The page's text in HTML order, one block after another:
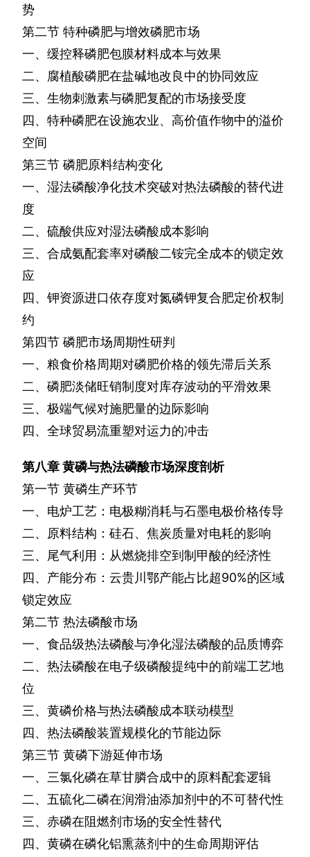
势
第二节 特种磷肥与增效磷肥市场
一、缓控释磷肥包膜材料成本与效果
二、腐植酸磷肥在盐碱地改良中的协同效应
三、生物刺激素与磷肥复配的市场接受度
四、特种磷肥在设施农业、高价值作物中的溢价
空间
第三节 磷肥原料结构变化
一、湿法磷酸净化技术突破对热法磷酸的替代进
度
二、硫酸供应对湿法磷酸成本影响
三、合成氨配套率对磷酸二铵完全成本的锁定效
应
四、钾资源进口依存度对氮磷钾复合肥定价权制
约
第四节 磷肥市场周期性研判
一、粮食价格周期对磷肥价格的领先滞后关系
二、磷肥淡储旺销制度对库存波动的平滑效果
三、极端气候对施肥量的边际影响
四、全球贸易流重塑对运力的冲击
第八章黄磷与热法磷酸市场深度剖析
第一节 黄磷生产环节
一、电炉工艺：电极糊消耗与石墨电极价格传导
二、原料结构：硅石、焦炭质量对电耗的影响
三、尾气利用：从燃烧排空到制甲酸的经济性
四、产能分布：云贵川鄂产能占比超90%的区域
锁定效应
第二节 热法磷酸市场
一、食品级热法磷酸与净化湿法磷酸的品质博弈
二、热法磷酸在电子级磷酸提纯中的前端工艺地
位
三、黄磷价格与热法磷酸成本联动模型
四、热法磷酸装置规模化的节能边际
第三节 黄磷下游延伸市场
一、三氯化磷在草甘膦合成中的原料配套逻辑
二、五硫化二磷在润滑油添加剂中的不可替代性
三、赤磷在阻燃剂市场的安全性替代
四、黄磷在磷化铝熏蒸剂中的生命周期评估